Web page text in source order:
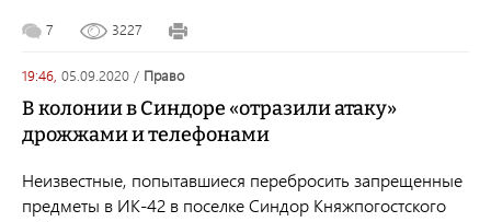
7 3227
19:46, 05.09.2020 / право
В колонии в Синдоре «отразили атаку»
дрожжами и телефонами
Неизвестные, попытавшиеся перебросить запрещенные
предметы в ИК-42 в поселке Синдор Княжпогостского